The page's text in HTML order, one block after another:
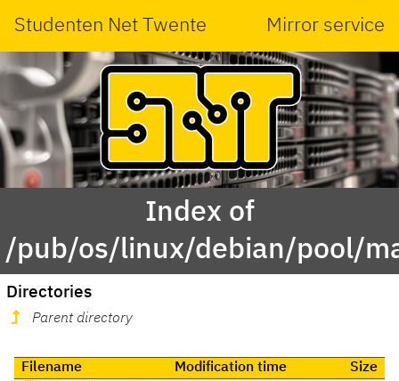
Studenten Net Twente Mirror service
Index of
/pub/os/linux/debian/pool/
Directories
Parent directory
Filename Modification time
Size